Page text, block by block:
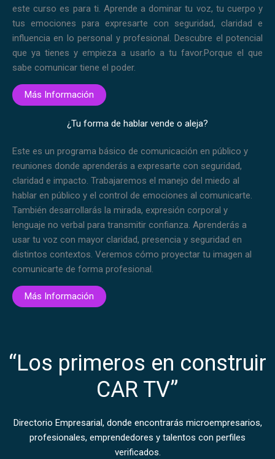
este curso es para ti. Aprende a dominar tu voz, tu cuerpo y
tus emociones para expresarte con seguridad, claridad e
influencia en lo personal y profesional.Descubre el potencial
que ya tienes y empieza a usarlo a tu favor.Porque el que
sabe comunicar tiene el poder.
Más Información
¿Tu forma de hablar vende o aleja?
Este es un programa básico de comunicación en público y
reuniones donde aprenderás a expresarte con seguridad,
claridad e impacto. Trabajaremos el manejo del miedo al
hablar en público y el control de emociones al comunicarte.
También desarrollarás la mirada, expresión corporal y
lenguaje no verbal para transmitir confianza. Aprenderás a
usar tu voz con mayor claridad, presencia y seguridad en
distintos contextos. Veremos cómo proyectar tu imagen al
comunicarte de forma profesional.
Más Información
“Los primeros en construir
CAR TV”
Directorio Empresarial, donde encontrarás microempresarios,
profesionales, emprendedores y talentos con perfiles
verificados.